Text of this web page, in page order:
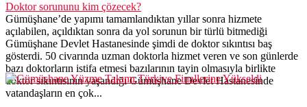
Doktor sorununu kim çözecek?
Gümüşhane’de yapımı tamamlandıktan yıllar sonra hizmete
açılabilen, açıldıktan sonra da yol sorunun bir türlü bitmediği
Gümüşhane Devlet Hastanesinde şimdi de doktor sıkıntısı baş
gösterdi. 50 civarında uzman doktorla hizmet veren ve son günlerde
bazı doktorların istifa etmesi bazılarının tayin olmasıyla birlikte
doktor sıkıntısının yaşandığı Gümüşhane Devlet Hastanesinde
vatandaşların en çok...